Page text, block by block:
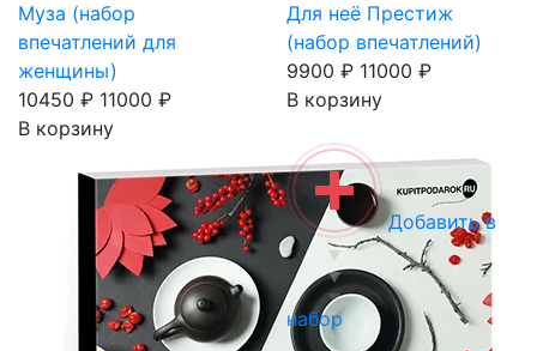
Муза (набор
впечатлений для
женщины)
10450 ₽ 11000 ₽
В корзину
Для неё Престиж
(набор впечатлений)
9900 ₽ 11000 ₽
В корзину
Добавить в
набор